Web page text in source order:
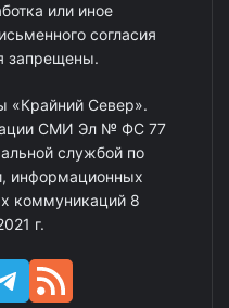
или иное
согласия
запрещены.
«Крайний Север».
СМИ Эл № ФС 77
службой по
информационных
коммуникаций 8
г.